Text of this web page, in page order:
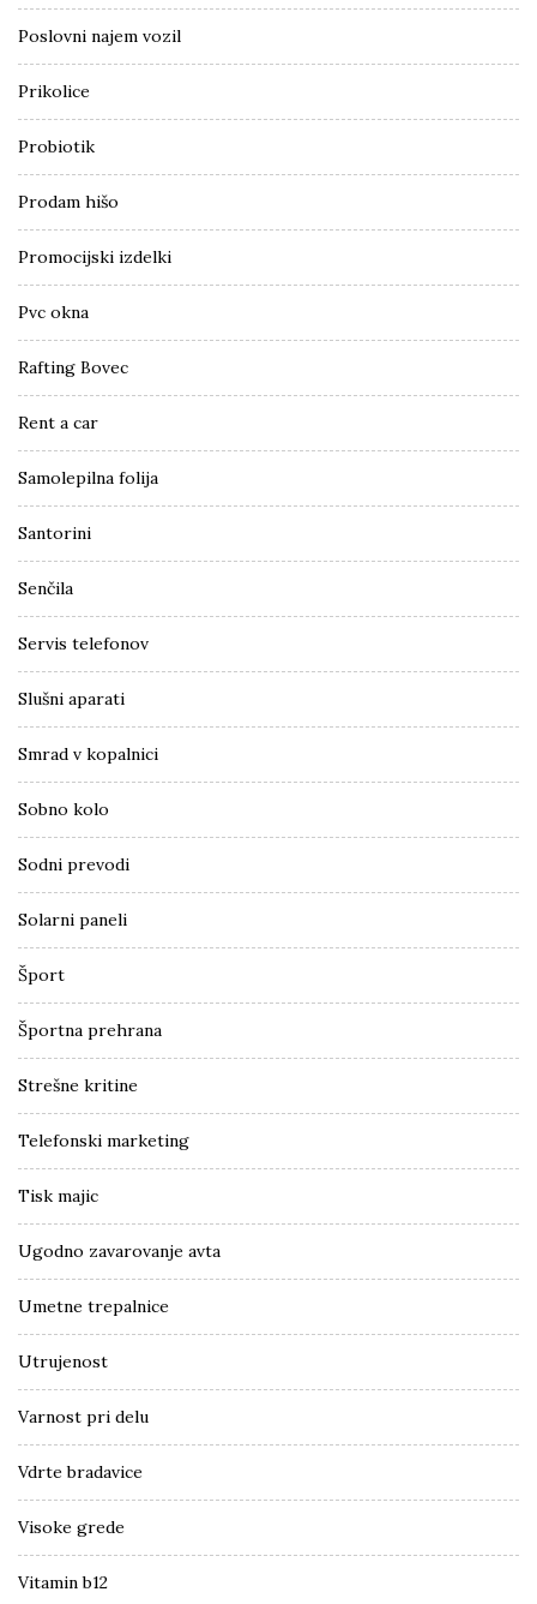
Poslovni najem vozil
Prikolice
Probiotik
Prodam hišo
Promocijski izdelki
Pvc okna
Rafting Bovec
Rent a car
Samolepilna folija
Santorini
Senčila
Servis telefonov
Slušni aparati
Smrad v kopalnici
Sobno kolo
Sodni prevodi
Solarni paneli
Šport
Športna prehrana
Strešne kritine
Telefonski marketing
Tisk majic
Ugodno zavarovanje avta
Umetne trepalnice
Utrujenost
Varnost pri delu
Vdrte bradavice
Visoke grede
Vitamin b12